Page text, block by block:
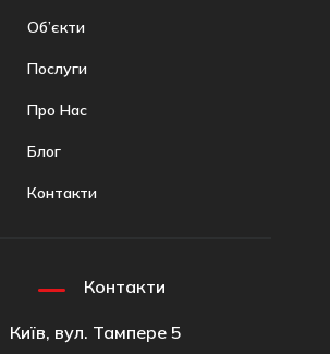
Об’єкти
Послуги
Про Нас
Блог
Контакти
Контакти
Київ, вул. Тампере 5